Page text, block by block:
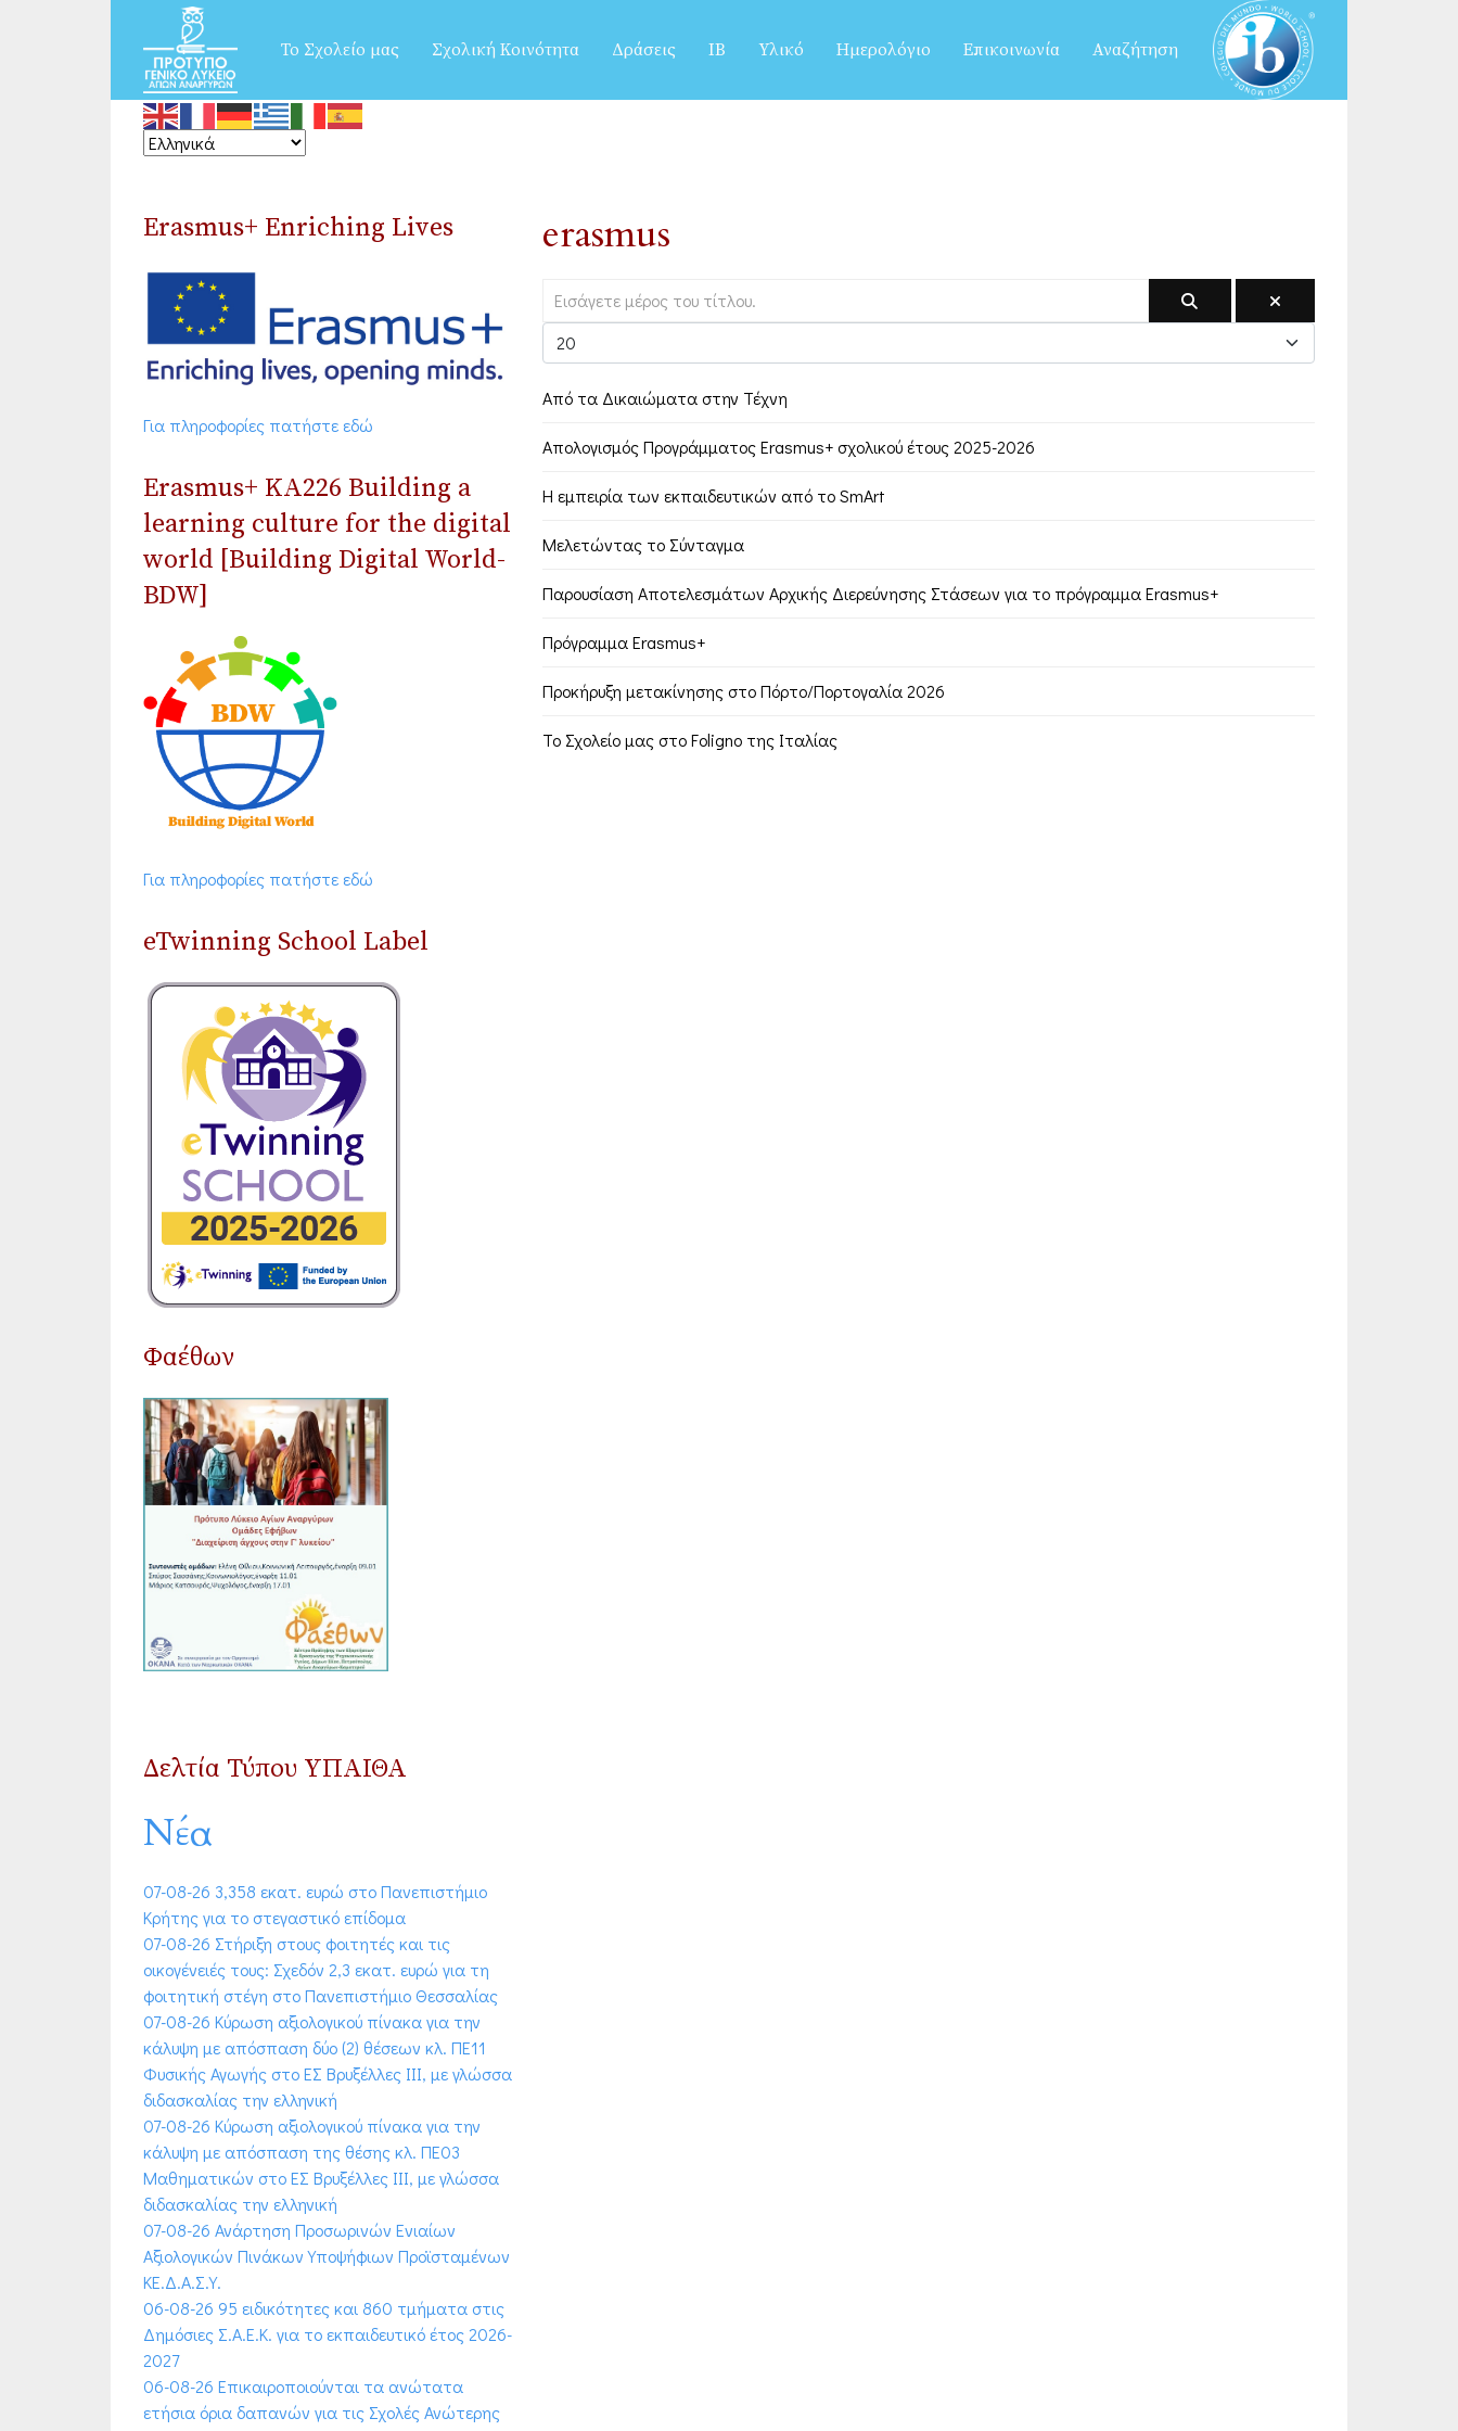
Το Σχολείο μας Σχολική Κοινότητα Δράσεις IB Υλικό Ημερολόγιο Επικοινωνία Αναζήτηση
Erasmus+ Enriching Lives
Για πληροφορίες πατήστε εδώ
Erasmus+ ΚΑ226 Building a
learning culture for the digital
world [Building Digital World-
BDW]
Για πληροφορίες πατήστε εδώ
eTwinning School Label
Φαέθων
Δελτία Τύπου ΥΠΑΙΘΑ
Νέα
07-08-26 3,358 εκατ. ευρώ στο Πανεπιστήμιο
Κρήτης για το στεγαστικό επίδομα
07-08-26 Στήριξη στους φοιτητές και τις
οικογένειές τους: Σχεδόν 2,3 εκατ. ευρώ για τη
φοιτητική στέγη στο Πανεπιστήμιο Θεσσαλίας
07-08-26 Κύρωση αξιολογικού πίνακα για την
κάλυψη με απόσπαση δύο (2) θέσεων κλ. ΠΕ11
Φυσικής Αγωγής στο ΕΣ Βρυξέλλες ΙΙΙ, με γλώσσα
διδασκαλίας την ελληνική
07-08-26 Κύρωση αξιολογικού πίνακα για την
κάλυψη με απόσπαση της θέσης κλ. ΠΕ03
Μαθηματικών στο ΕΣ Βρυξέλλες ΙΙΙ, με γλώσσα
διδασκαλίας την ελληνική
07-08-26 Ανάρτηση Προσωρινών Ενιαίων
Αξιολογικών Πινάκων Υποψήφιων Προϊσταμένων
ΚΕ.Δ.Α.Σ.Υ.
06-08-26 95 ειδικότητες και 860 τμήματα στις
Δημόσιες Σ.Α.Ε.Κ. για το εκπαιδευτικό έτος 2026-
2027
06-08-26 Επικαιροποιούνται τα ανώτατα
ετήσια όρια δαπανών για τις Σχολές Ανώτερης
erasmus
Από τα Δικαιώματα στην Τέχνη
Απολογισμός Προγράμματος Erasmus+ σχολικού έτους 2025-2026
Η εμπειρία των εκπαιδευτικών από το SmArt
Μελετώντας το Σύνταγμα
Παρουσίαση Αποτελεσμάτων Αρχικής Διερεύνησης Στάσεων για το πρόγραμμα Erasmus+
Πρόγραμμα Erasmus+
Προκήρυξη μετακίνησης στο Πόρτο/Πορτογαλία 2026
Το Σχολείο μας στο Foligno της Ιταλίας